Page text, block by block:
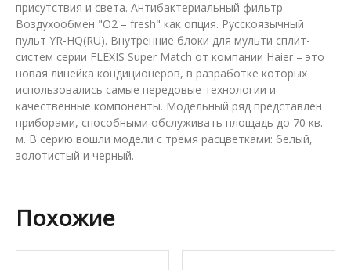
присутствия и света. Антибактериальный фильтр –
Воздухообмен "О2 – fresh" как опция. Русскоязычный
пульт YR-HQ(RU). Внутренние блоки для мульти сплит-
систем серии FLEXIS Super Match от компании Haier – это
новая линейка кондиционеров, в разработке которых
использовались самые передовые технологии и
качественные компоненты. Модельный ряд представлен
приборами, способными обслуживать площадь до 70 кв.
м. В серию вошли модели с тремя расцветками: белый,
золотистый и черный.
Похожие